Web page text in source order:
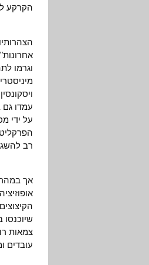
הקרקע
וגרמו
עמדו
על ידי
רב
אך
צמאות
עובדים